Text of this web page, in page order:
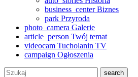
business_centerBiznes
park Przyroda
photo_camera Galerie
article_person Twój temat
videocam Tucholanin TV
campaign Ogłoszenia
Szukaj:
search